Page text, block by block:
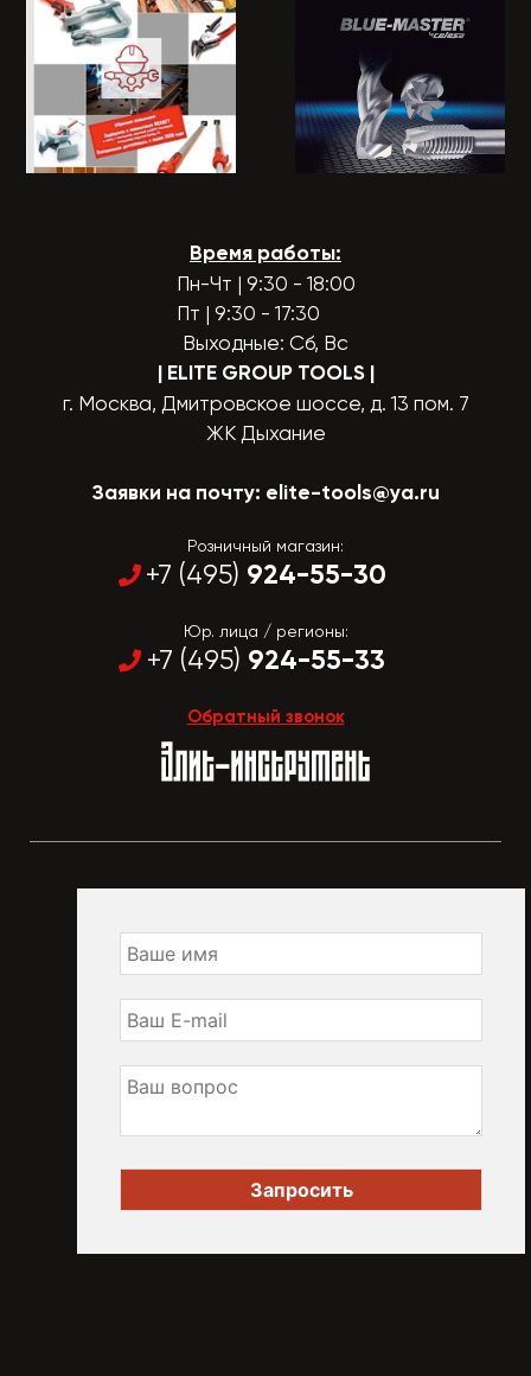
Время работы:
Пн-Чт | 9:30 - 18:00
Пт | 9:30 - 17:30
Выходные: Сб, Вс
| ELITE GROUP TOOLS |
г. Москва, Дмитровское шоссе, д. 13 пом. 7
ЖК Дыхание
Заявки на почту: elite-tools@ya.ru
Розничный магазин:
+7 (495) 924-55-30
Юр. лица / регионы:
+7 (495) 924-55-33
Обратный звонок